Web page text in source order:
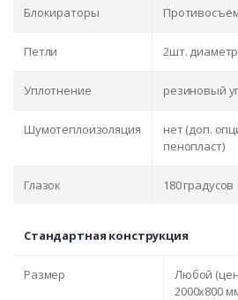
Блокираторы
Петли 2шт.
Уплотнение резиновый
Шумотеплоизоляция
нет (доп.
пенопласт)
Глазок 180 градусов
Стандартная конструкция
Размер
Любой
2000x800